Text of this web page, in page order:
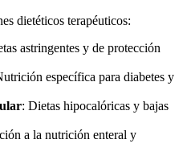
dietéticos terapéuticos:
astringentes y de protección
específica para diabetes y
: Dietas hipocalóricas y bajas
a la nutrición enteral y